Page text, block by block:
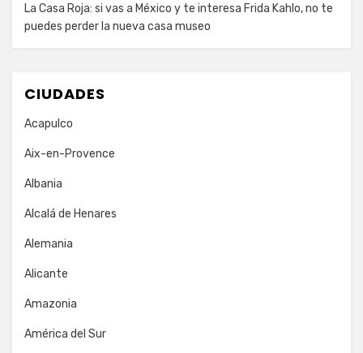
La Casa Roja: si vas a México y te interesa Frida Kahlo, no te
puedes perder la nueva casa museo
CIUDADES
Acapulco
Aix-en-Provence
Albania
Alcalá de Henares
Alemania
Alicante
Amazonia
América del Sur